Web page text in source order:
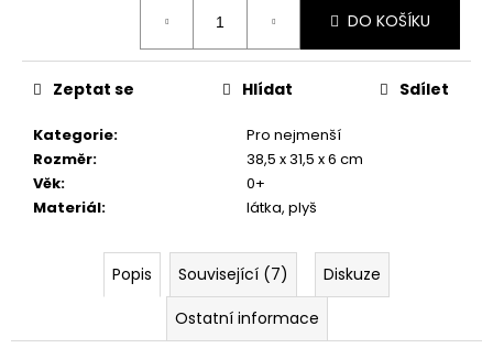
DO KOŠÍKU
Kategorie:
Pro nejmenší
Rozměr:
38,5 x 31,5 x 6 cm
Věk:
0+
Materiál: látka, plyš
Zeptat se Hlídat Sdílet
Popis Související (7)
Diskuze
Ostatní informace
u
e
m
e
TAJEMNÝ
Kč